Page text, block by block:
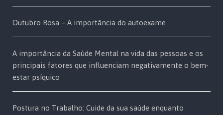
Outubro Rosa – A importância do autoexame
A importância da Saúde Mental na vida das pessoas e os
principais fatores que influenciam negativamente o bem-
estar psíquico
Postura no Trabalho: Cuide da sua saúde enquanto